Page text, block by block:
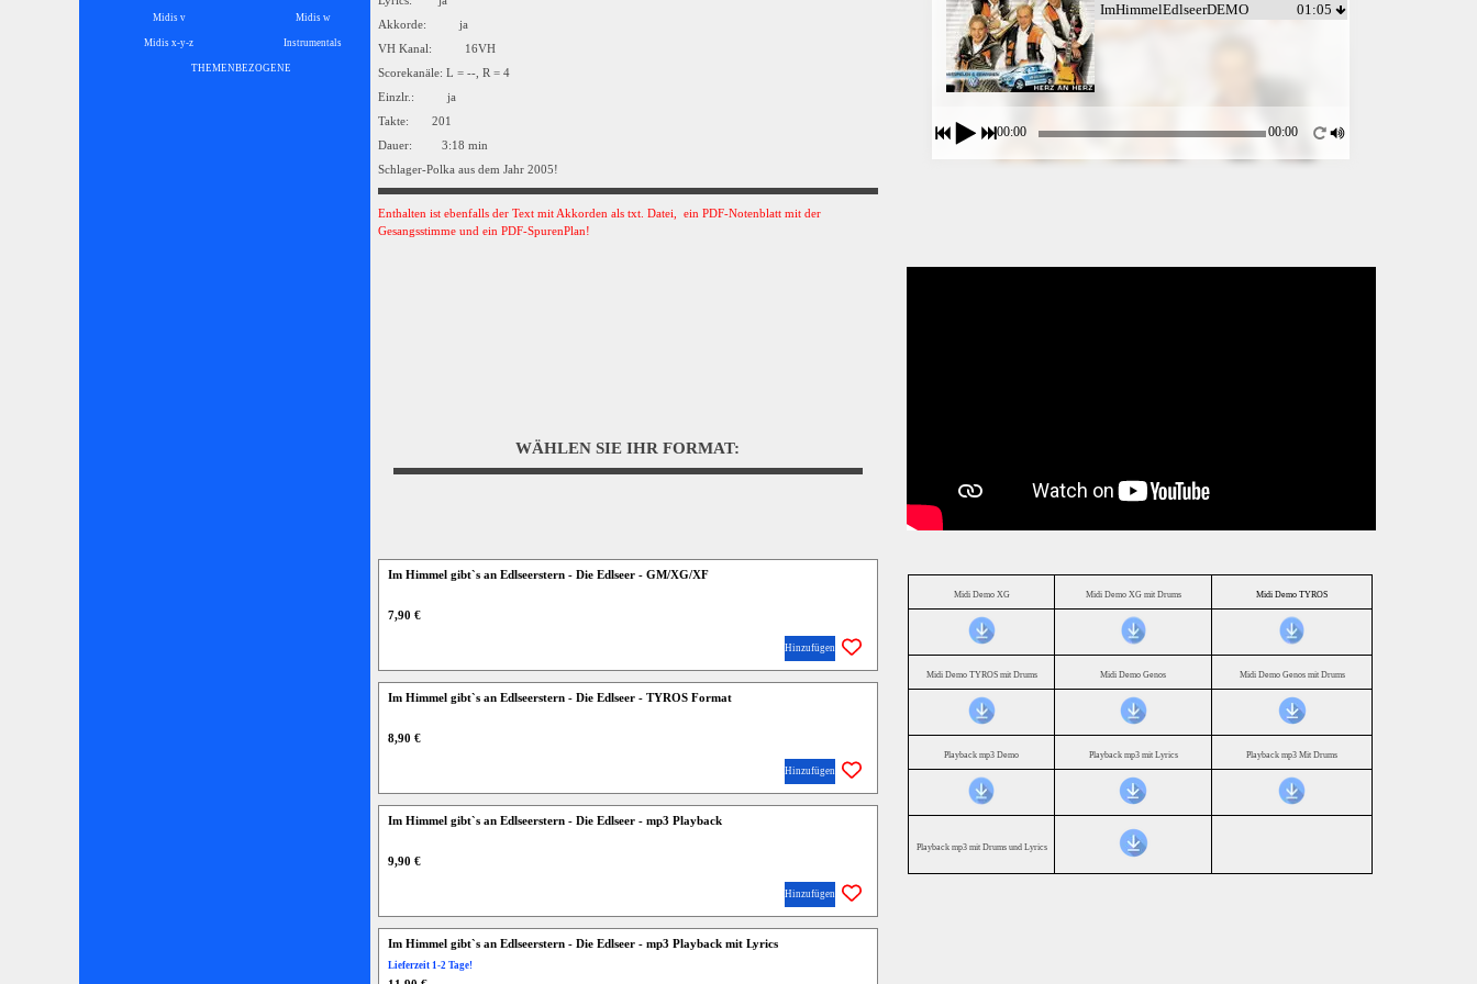
Midis v Midis w
Midis x-y-z Instrumentals
THEMENBEZOGENE ▼
Akkorde: ja
VH Kanal: 16VH
Scorekanäle: L = --, R = 4
Einzlr.: ja
Takte: 201
Dauer: 3:18 min
Schlager-Polka aus dem Jahr 2005!
Enthalten ist ebenfalls der Text mit Akkorden als txt. Datei, ein PDF-Notenblatt mit der
Gesangsstimme und ein PDF-SpurenPlan!
ImHimmelEdlseerDEMO 01:05
00:00 00:00
WÄHLEN SIE IHR FORMAT:
Im Himmel gibt`s an Edlseerstern - Die Edlseer - GM/XG/XF
7,90 €
Hinzufügen
Im Himmel gibt`s an Edlseerstern - Die Edlseer - TYROS Format
8,90 €
Hinzufügen
Im Himmel gibt`s an Edlseerstern - Die Edlseer - mp3 Playback
9,90 €
Hinzufügen
Im Himmel gibt`s an Edlseerstern - Die Edlseer - mp3 Playback mit Lyrics
Lieferzeit 1-2 Tage!
Midi Demo XG Midi Demo XG mit Drums Midi Demo TYROS
Midi Demo TYROS mit Drums Midi Demo Genos Midi Demo Genos mit Drums
Playback mp3 Demo Playback mp3 mit Lyrics Playback mp3 Mit Drums
Playback mp3 mit Drums und Lyrics